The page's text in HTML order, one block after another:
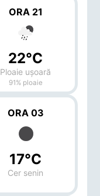
ORA 21
22°C
Ploaie ușoară
91% ploaie
ORA 03
17°C
Cer senin